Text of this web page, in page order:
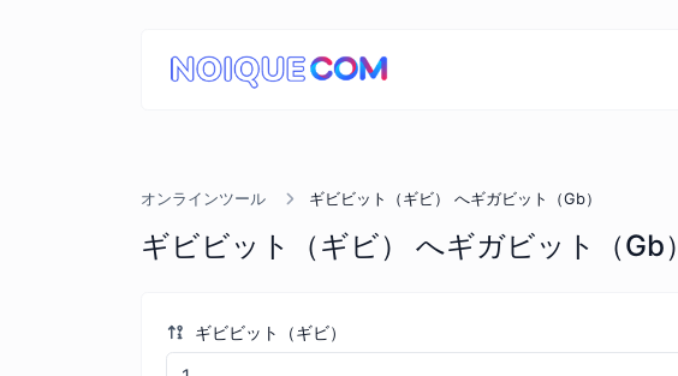
オンラインツール ギビビット（ギビ） へギガビット（Gb）
ギビビット（ギビ） へギガビット（Gb）
ギビビット（ギビ）